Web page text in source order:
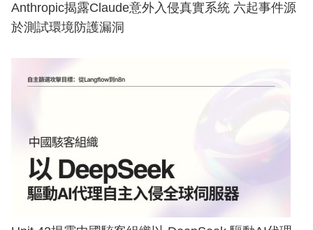
Anthropic揭露Claude意外入侵真實系統 六起事件源
於測試環境防護漏洞